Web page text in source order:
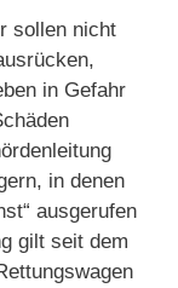
sollen nicht
in Gefahr
in denen
ausgerufen
gilt seit dem